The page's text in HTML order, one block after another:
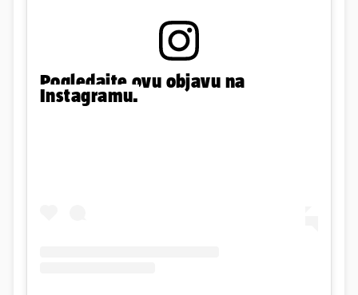
Pogledajte ovu objavu na
Instagramu.